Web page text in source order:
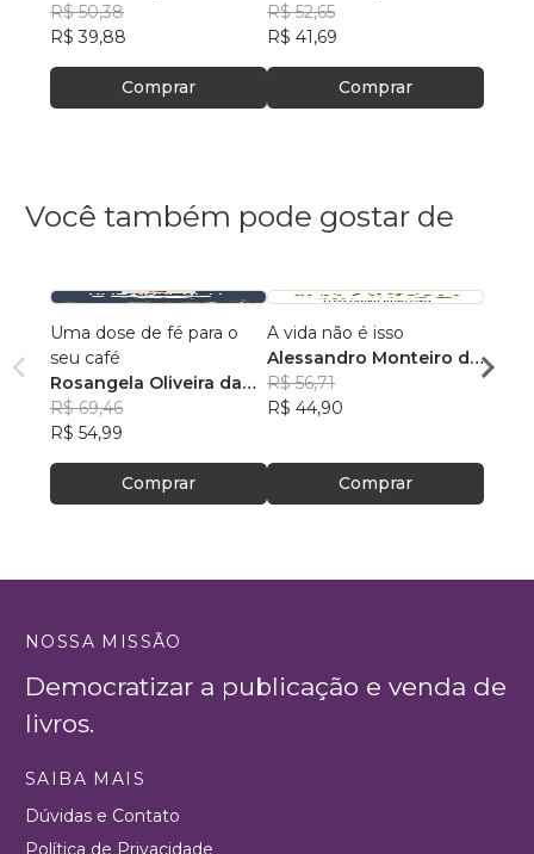
Sanchez
R$ 50,38
R$ 39,88
Comprar
Sanchez
R$ 52,65
R$ 41,69
Comprar
Você também pode gostar de
Uma dose de fé para o
seu café
Rosangela Oliveira da
Silva
R$ 69,46
R$ 54,99
Comprar
A vida não é isso
Alessandro Monteiro de
Menezes
R$ 56,71
R$ 44,90
Comprar
R$
NOSSA MISSÃO
Democratizar a publicação e venda de
livros.
SAIBA MAIS
Dúvidas e Contato
Política de Privacidade